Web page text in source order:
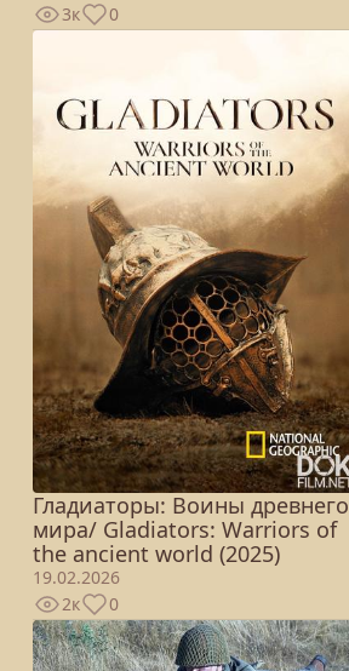
3к
0
Гладиаторы: Воины древнего
мира/ Gladiators: Warriors of
the ancient world (2025)
19.02.2026
2к
0